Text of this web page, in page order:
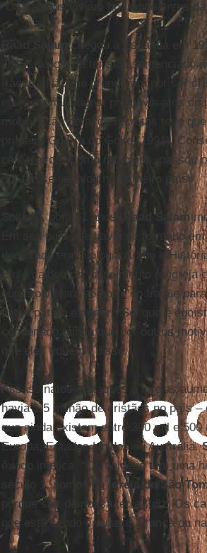
“Os caldeus viviam no Iraque antes da
Raad Salam chegou à Espanha em
ONU, depois de ter sido sentenciado
Iraque. “Não me prenderam por ser
eu escrevia artigos, promovia atos de
mobilização geral de recrutas teve
primeira Guerra do Golfo (1991).
carcereiros. Como refugiado, passou
por fim se instalou no primeiro país.
Solteiro, com 51 anos, Raad Salam
Em seu país, ele havia se formado
doutorado em Filologia Árabe e
Ele é caldeu por nascimento (a igreja
outubro viajará ao norte do Iraque
fujam para o exterior. “Sei que é
condenado, ainda que por outros
que eles fiquem”, disse.
Assassinatos e ataques a igrejas
havia 1,5 milhão de cristãos no país
que ainda existam entre 300 mil e
Europa, Estados Unidos ou Austrália.
êxodo implica. “Os caldeus têm uma
século 1, somos da
Igreja de São
porque sair de nossa terra”, diz. Os
que está sendo criada na França ou